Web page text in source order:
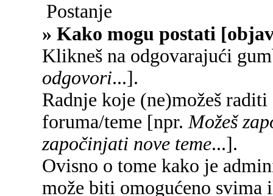
Postanje
» Kako mogu postati
Klikneš na odgovarajući
odgovori...].
Radnje koje (ne)možeš
foruma/teme [npr.Možeš
započinjati nove teme...].
Ovisno o tome kako je
može biti omogućeno